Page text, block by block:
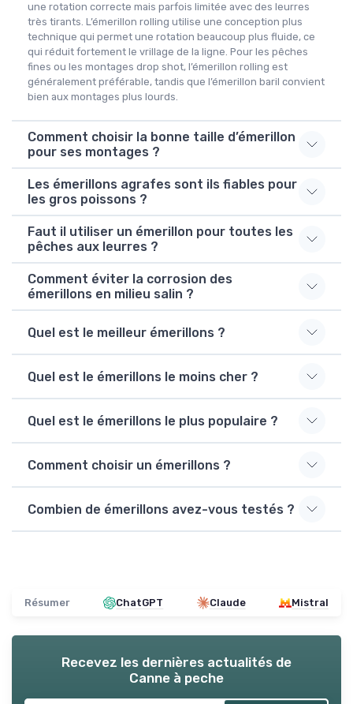
une rotation correcte mais parfois limitée avec des leurres
très tirants. L’émerillon rolling utilise une conception plus
technique qui permet une rotation beaucoup plus fluide, ce
qui réduit fortement le vrillage de la ligne. Pour les pêches
fines ou les montages drop shot, l’émerillon rolling est
généralement préférable, tandis que l’émerillon baril convient
bien aux montages plus lourds.
Comment choisir la bonne taille d’émerillon
pour ses montages ?
Les émerillons agrafes sont ils fiables pour
les gros poissons ?
Faut il utiliser un émerillon pour toutes les
pêches aux leurres ?
Comment éviter la corrosion des
émerillons en milieu salin ?
Quel est le meilleur émerillons ?
Quel est le émerillons le moins cher ?
Quel est le émerillons le plus populaire ?
Comment choisir un émerillons ?
Combien de émerillons avez-vous testés ?
Résumer ChatGPT Claude Mistral
Recevez les dernières actualités de
Canne à peche